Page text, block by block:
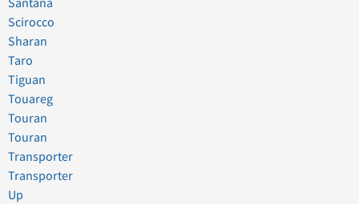
Scirocco
Sharan
Taro
Tiguan
Touareg
Touran
Touran
Transporter
Transporter
Up